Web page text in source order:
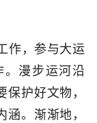
，参与大运
漫步运河沿
护好文物，
。渐渐地，